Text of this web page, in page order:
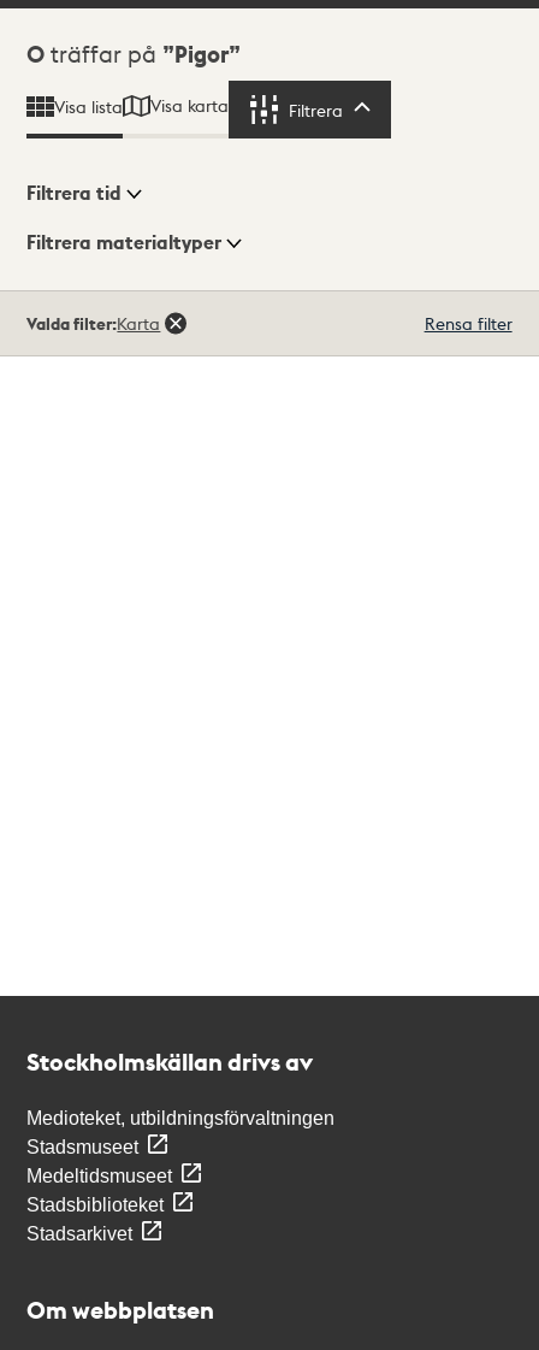
Sökresultat
0 träffar på Pigor
Visa lista Visa karta Filtrera
Visningsläge
Filtrera tid
Filtrera materialtyper
träffar
Valda filter:Karta Rensa filter
Stockholmskällan drivs av
Medioteket, utbildningsförvaltningen
Stadsmuseet
Medeltidsmuseet
Stadsbiblioteket
Stadsarkivet
Om webbplatsen